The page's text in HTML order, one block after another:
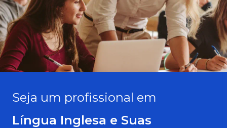
Seja um profissional em
Língua Inglesa e Suas